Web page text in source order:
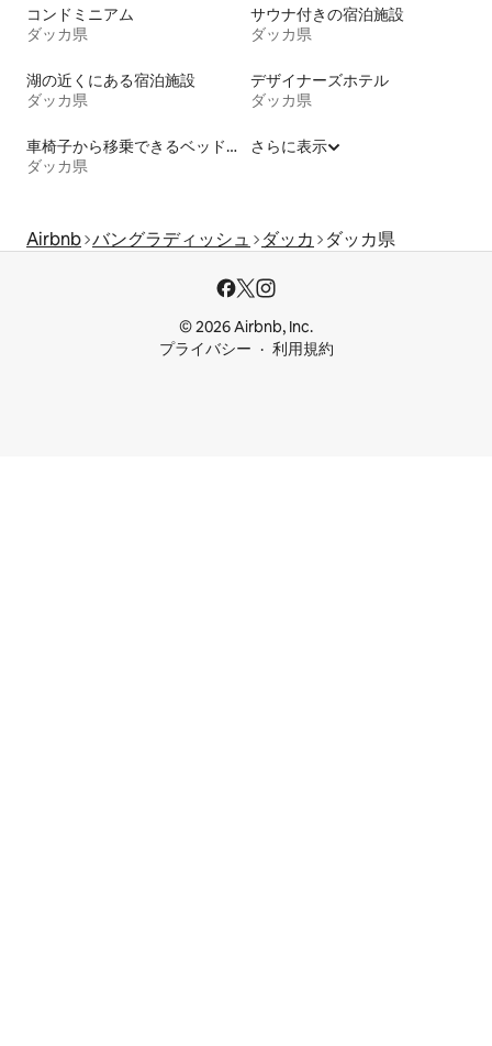
コンドミニアム
ダッカ県
サウナ付きの宿泊施設
ダッカ県
湖の近くにある宿泊施設
ダッカ県
デザイナーズホテル
ダッカ県
車椅子から移乗できるベッドがある宿泊施設
ダッカ県
さらに表示
Airbnb バングラディッシュ ダッカ ダッカ県
© 2026 Airbnb, Inc.
プライバシー
利用規約